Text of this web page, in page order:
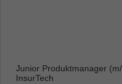
Junior Produktmanager
InsurTech